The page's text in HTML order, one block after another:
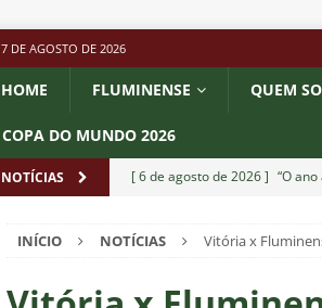
7 DE AGOSTO DE 2026
HOME FLUMINENSE QUEM
COPA DO MUNDO 2026
NOTÍCIAS [ 6 de agosto de 2026 ] “O
[ 6 de agosto de 2026 ]
NOTÍCIAS
INÍCIO NOTÍCIAS Vitória x